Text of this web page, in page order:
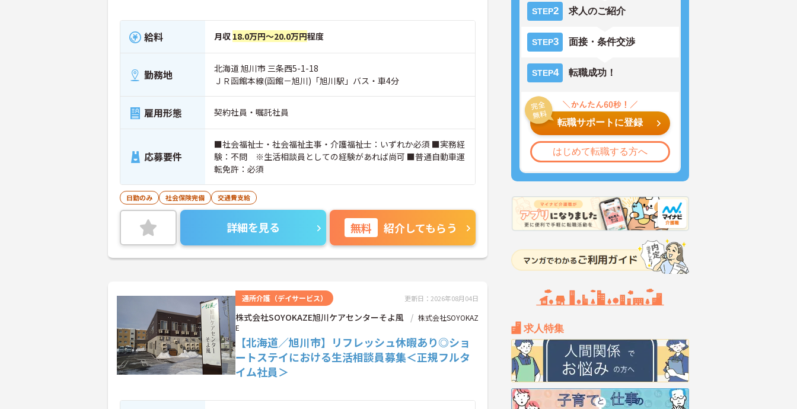
STEP2 求人のご紹介
STEP3 面接・条件交渉
STEP4 転職成功！
転職サポートに登録
はじめて転職する方へ
求人特集
給料 月収 18.0万円～20.0万円程度
勤務地
北海道 旭川市 三条西5-1-18
ＪＲ函館本線(函館－旭川)「旭川駅」バス・車4分
雇用形態 契約社員・嘱託社員
応募要件
■社会福祉士・社会福祉主事・介護福祉士：いずれか必須 ■実務経
験：不問 ※生活相談員としての経験があれば尚可 ■普通自動車運
転免許：必須
日勤のみ 社会保険完備 交通費支給
詳細を見る 無料 紹介してもらう
通所介護（デイサービス） 更新日：2026年08月04日
株式会社SOYOKAZE旭川ケアセンターそよ風
株式会社SOYOKAZ
E
【北海道／旭川市】リフレッシュ休暇あり◎ショ
ートステイにおける生活相談員募集＜正規フルタ
イム社員＞